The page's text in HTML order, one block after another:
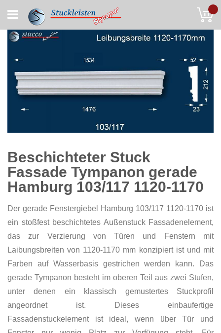
to
Content
Beschichteter Stuck
Fassade Tympanon gerade
Hamburg 103/117 1120-1170
Der gerade Fenstergiebel Hamburg 103/117 1120-1170 ist
ein stoßfest beschichtetes Außenstuck Fassadenelement,
das zur Verzierung von Türen und Fenstern mit
Laibungsbreiten von 1120-1170 mm konzipiert ist und mit
Farben auf Wasserbasis gestrichen werden kann. Das
gerade Tympanon besteht im oberen Teil aus zwei Stufen,
unter denen ein klassisch gemustertes Stuckprofil
angeordnet ist. Dieses einbaufertige
Fassadenstuckelement ist ideal, wenn über Tür und